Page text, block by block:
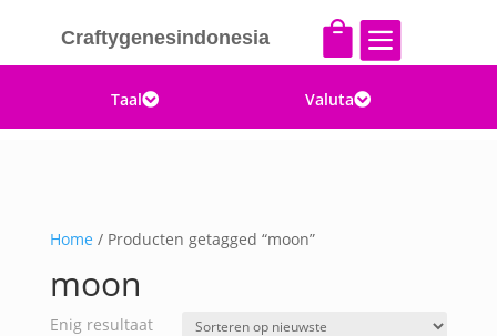
Craftygenesindonesia  
Taal Valuta
Home / Producten getagged “moon”
moon
Enig resultaat